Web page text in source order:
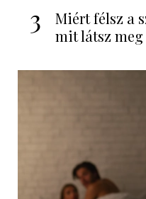
3
Miért félsz a
mit látsz meg